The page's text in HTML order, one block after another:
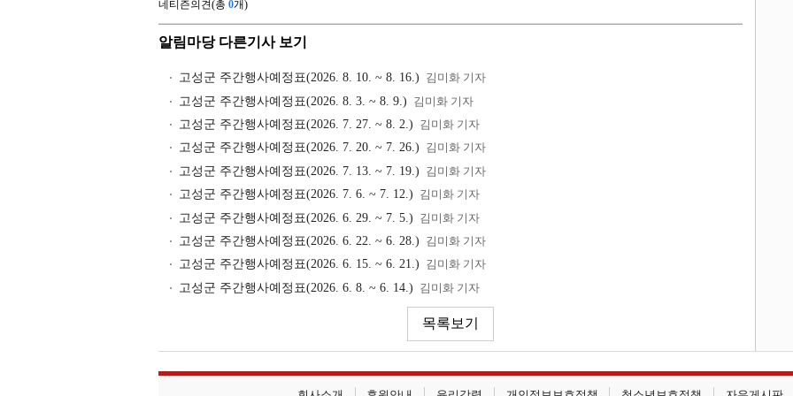
네티즌의견(총 0개)
알림마당 다른기사 보기
고성군 주간행사예정표(2026. 8. 10. ~ 8. 16.) 김미화 기자
고성군 주간행사예정표(2026. 8. 3. ~ 8. 9.) 김미화 기자
고성군 주간행사예정표(2026. 7. 27. ~ 8. 2.) 김미화 기자
고성군 주간행사예정표(2026. 7. 20. ~ 7. 26.) 김미화 기자
고성군 주간행사예정표(2026. 7. 13. ~ 7. 19.) 김미화 기자
고성군 주간행사예정표(2026. 7. 6. ~ 7. 12.) 김미화 기자
고성군 주간행사예정표(2026. 6. 29. ~ 7. 5.) 김미화 기자
고성군 주간행사예정표(2026. 6. 22. ~ 6. 28.) 김미화 기자
고성군 주간행사예정표(2026. 6. 15. ~ 6. 21.) 김미화 기자
고성군 주간행사예정표(2026. 6. 8. ~ 6. 14.) 김미화 기자